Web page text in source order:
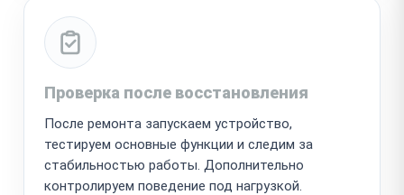
Проверка после восстановления
После ремонта запускаем устройство,
тестируем основные функции и следим за
стабильностью работы. Дополнительно
контролируем поведение под нагрузкой.